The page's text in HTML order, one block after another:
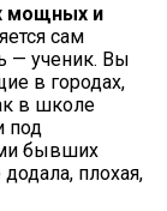
мощных и
сам
— ученик. Вы
в городах,
в школе
под
бывших
плохая,